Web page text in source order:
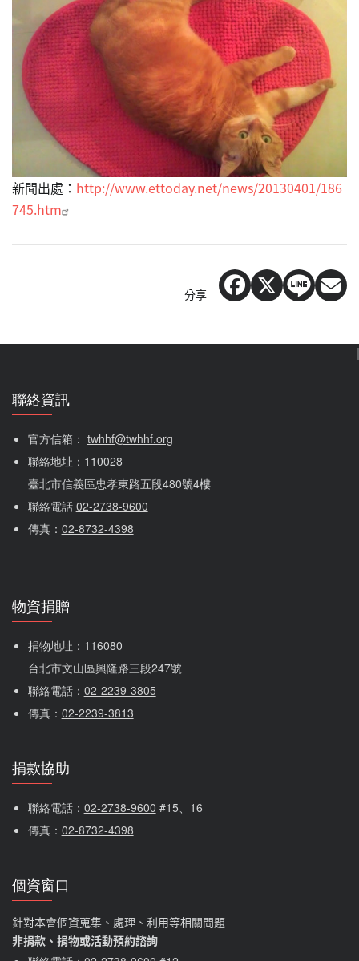
新聞出處： http://www.ettoday.net/news/20130401/186
745.htm
分享
聯絡資訊
官方信箱： twhhf@twhhf.org
聯絡地址：110028
臺北市信義區忠孝東路五段480號4樓
聯絡電話 02-2738-9600
傳真： 02-8732-4398
物資捐贈
捐物地址：116080
台北市文山區興隆路三段247號
聯絡電話： 02-2239-3805
傳真： 02-2239-3813
捐款協助
聯絡電話： 02-2738-9600 #15、16
傳真： 02-8732-4398
個資窗口
針對本會個資蒐集、處理、利用等相關問題
非捐款、捐物或活動預約諮詢